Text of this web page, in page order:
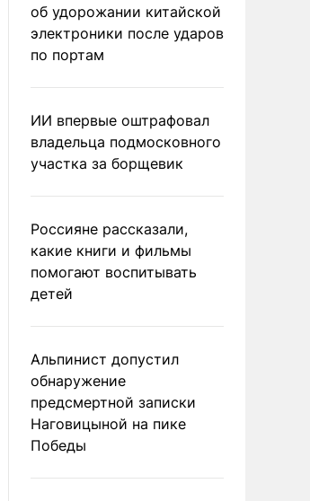
об удорожании китайской
электроники после ударов
по портам
ИИ впервые оштрафовал
владельца подмосковного
участка за борщевик
Россияне рассказали,
какие книги и фильмы
помогают воспитывать
детей
Альпинист допустил
обнаружение
предсмертной записки
Наговицыной на пике
Победы